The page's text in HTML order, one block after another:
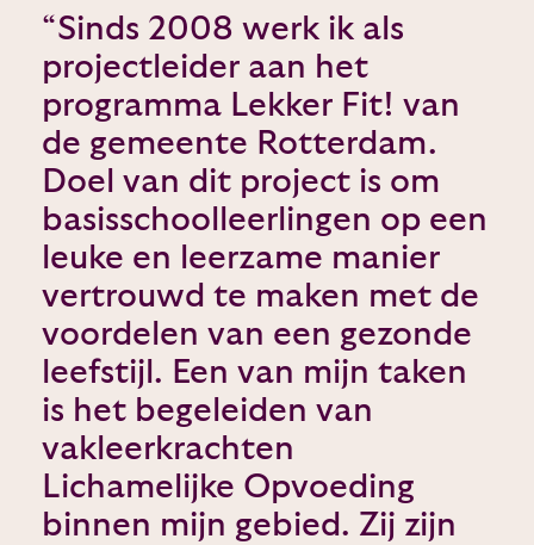
“Sinds 2008 werk ik als
projectleider aan het
programma Lekker Fit! van
de gemeente Rotterdam.
Doel van dit project is om
basisschoolleerlingen op een
leuke en leerzame manier
vertrouwd te maken met de
voordelen van een gezonde
leefstijl. Een van mijn taken
is het begeleiden van
vakleerkrachten
Lichamelijke Opvoeding
binnen mijn gebied. Zij zijn